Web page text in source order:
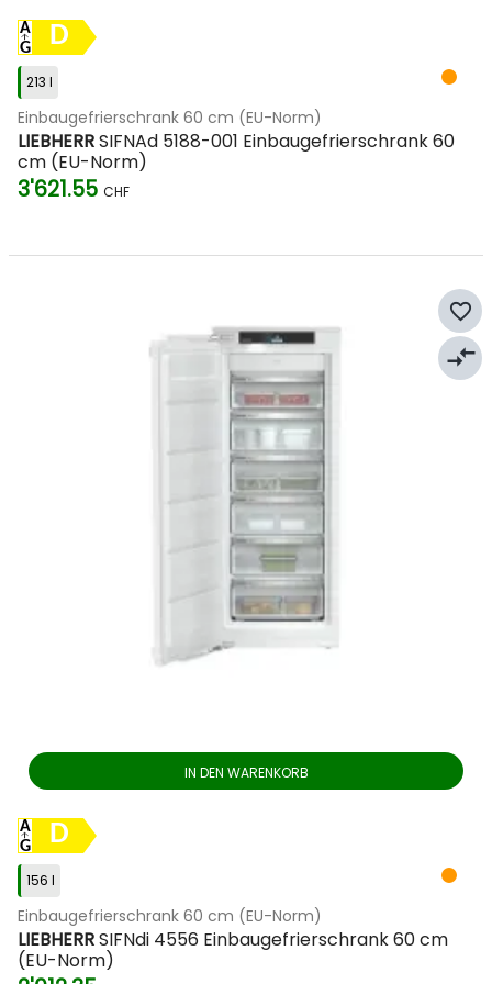
D
213 l
Einbaugefrierschrank 60 cm (EU-Norm)
LIEBHERRSIFNAd 5188-001 Einbaugefrierschrank 60
cm (EU-Norm)
3'621.55 CHF
IN DEN WARENKORB
D
156 l
Einbaugefrierschrank 60 cm (EU-Norm)
LIEBHERRSIFNdi 4556 Einbaugefrierschrank 60 cm
(EU-Norm)
favorite_border
compare_arrows